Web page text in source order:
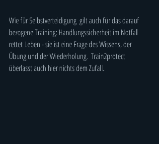
Wie für Selbstverteidigung  gilt auch für das darauf
bezogene Training: Handlungssicherheit im Notfall
rettet Leben - sie ist eine Frage des Wissens, der
Übung und der Wiederholung.  Train2protect
überlasst auch hier nichts dem Zufall.